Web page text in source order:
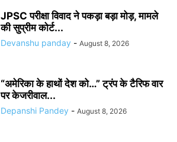
JPSC परीक्षा विवाद ने पकड़ा बड़ा मोड़, मामले
की सुप्रीम कोर्ट...
Devanshu panday - August 8, 2026
“अमेरिका के हाथों देश को…” ट्रंप के टैरिफ वार
पर केजरीवाल...
Depanshi Pandey - August 8, 2026